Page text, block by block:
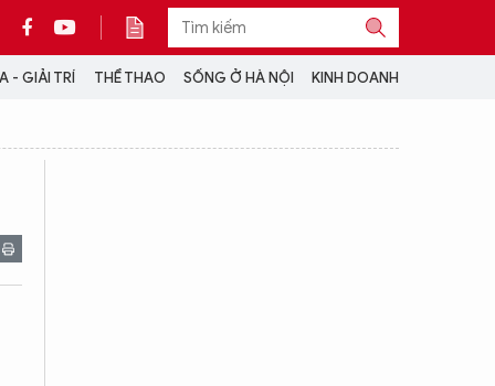
- GIẢI TRÍ THỂ THAO SỐNG Ở HÀ NỘI KINH DOANH